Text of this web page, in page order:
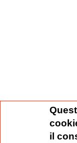
il